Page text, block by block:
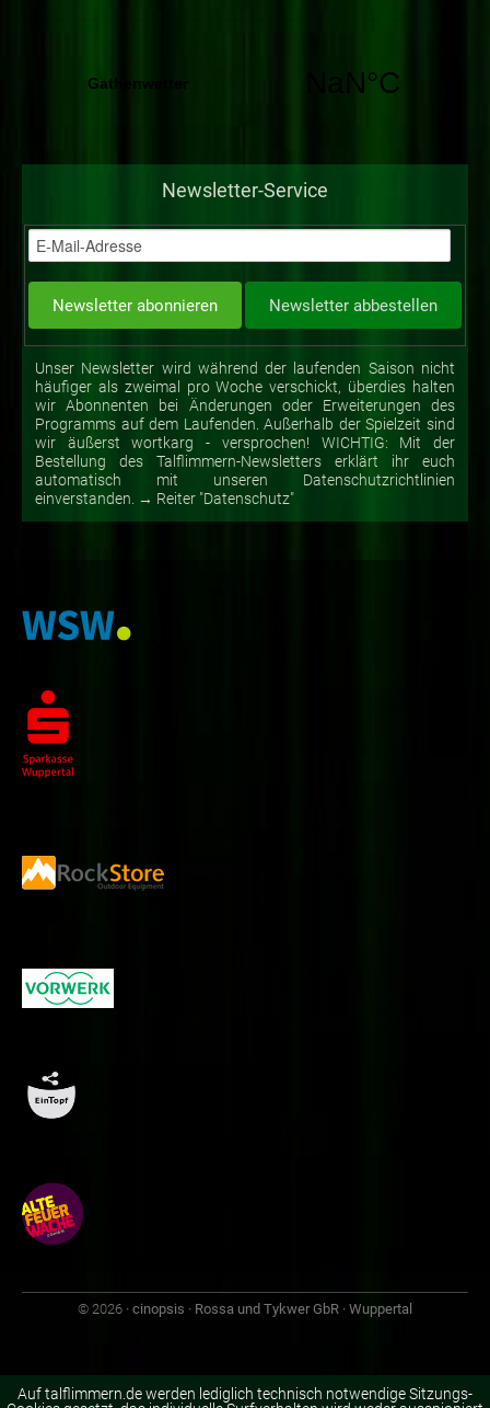
Newsletter-Service
Unser Newsletter wird während der laufenden Saison nicht
häufiger als zweimal pro Woche verschickt, überdies halten
wir Abonnenten bei Änderungen oder Erweiterungen des
Programms auf dem Laufenden. Außerhalb der Spielzeit sind
wir äußerst wortkarg - versprochen! WICHTIG: Mit der
Bestellung des Talflimmern-Newsletters erklärt ihr euch
automatisch mit unseren Datenschutzrichtlinien
einverstanden. → Reiter "Datenschutz"
© 2026 · cinopsis · Rossa und Tykwer GbR · Wuppertal
Auf talflimmern.de werden lediglich technisch notwendige Sitzungs-